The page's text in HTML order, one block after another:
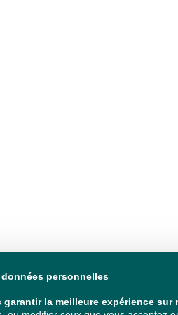
personnelles
la meilleure expérience sur